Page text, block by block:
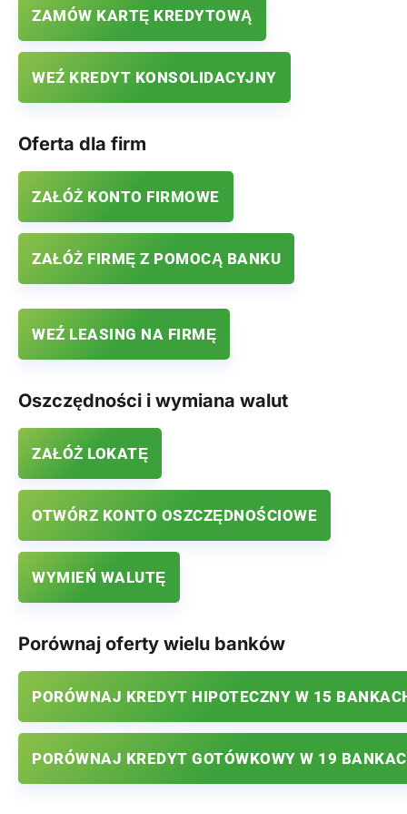
ZAMÓW KARTĘ KREDYTOWĄ
WEŹ KREDYT KONSOLIDACYJNY
Oferta dla firm
ZAŁÓŻ KONTO FIRMOWE
ZAŁÓŻ FIRMĘ Z POMOCĄ BANKU
WEŹ LEASING NA FIRMĘ
Oszczędności i wymiana walut
ZAŁÓŻ LOKATĘ
OTWÓRZ KONTO OSZCZĘDNOŚCIOWE
WYMIEŃ WALUTĘ
Porównaj oferty wielu banków
PORÓWNAJ KREDYT HIPOTECZNY W 15
PORÓWNAJ KREDYT GOTÓWKOWY W 19